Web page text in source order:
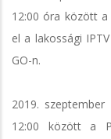
12:00 óra között
el a lakossági
GO-n.
2019.
12:00 között a